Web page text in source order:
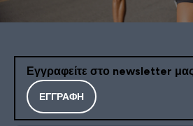
Εγγραφείτε στο newsletter μας
ΕΓΓΡΑΦΉ